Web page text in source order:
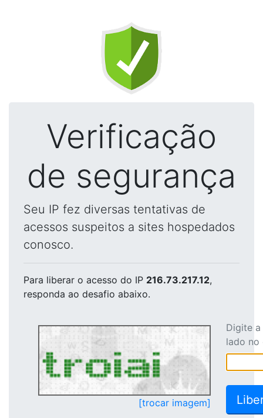
Verificação
de segurança
Seu IP fez diversas tentativas de
acessos suspeitos a sites hospedados
conosco.
Para liberar o acesso do IP 216.73.217.12,
responda ao desafio abaixo.
[trocar imagem]
Digite
lado no